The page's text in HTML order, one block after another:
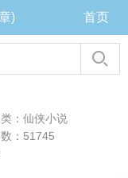
) 首页
：仙侠小说
：51745